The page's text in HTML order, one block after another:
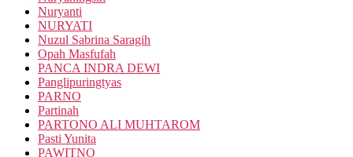
Nuryanti
NURYATI
Nuzul Sabrina Saragih
Opah Masfufah
PANCA INDRA DEWI
Panglipuringtyas
PARNO
Partinah
PARTONO ALI MUHTAROM
Pasti Yunita
PAWITNO